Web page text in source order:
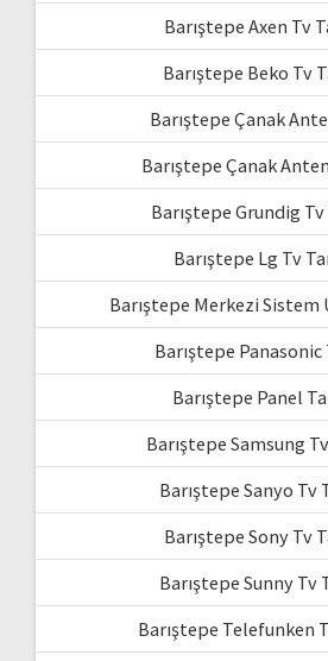
Barıştepe Axen Tv
Barıştepe Beko Tv
Barıştepe Çanak
Barıştepe Çanak
Barıştepe Grundig
Barıştepe Lg Tv
Barıştepe Merkezi Sistem
Barıştepe
Barıştepe Panel
Barıştepe Samsung
Barıştepe Sanyo Tv
Barıştepe Sony Tv
Barıştepe Sunny Tv
Barıştepe Telefunken